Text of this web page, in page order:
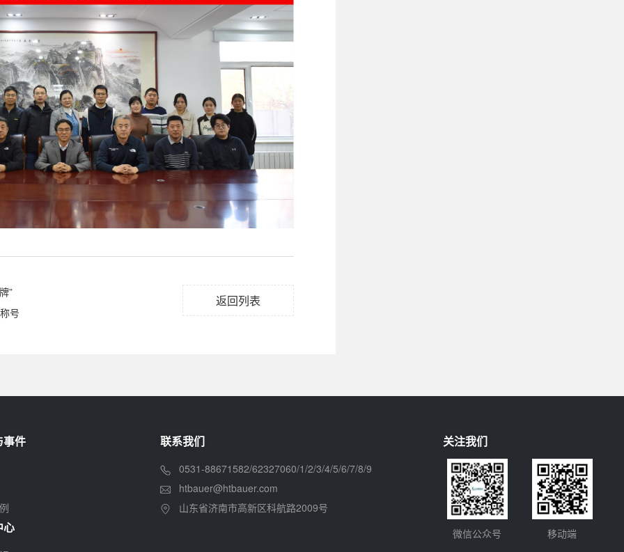
”
号
返回列表
事件
心
联系我们
0531-88671582/62327060/1/2/3/4/5/6/7/8/9
htbauer@htbauer.com
山东省济南市高新区科航路2009号
关注我们
微信公众号 移动端